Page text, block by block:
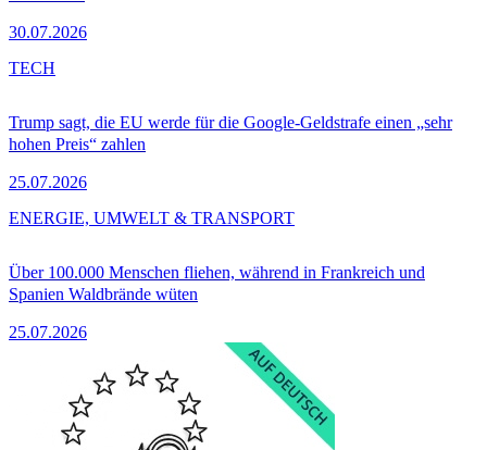
30.07.2026
Trump sagt, die EU werde für die Google-Geldstrafe einen „sehr
hohen Preis“ zahlen
25.07.2026
TECH
Über 100.000 Menschen fliehen, während in Frankreich und
Spanien Waldbrände wüten
25.07.2026
ENERGIE, UMWELT & TRANSPORT